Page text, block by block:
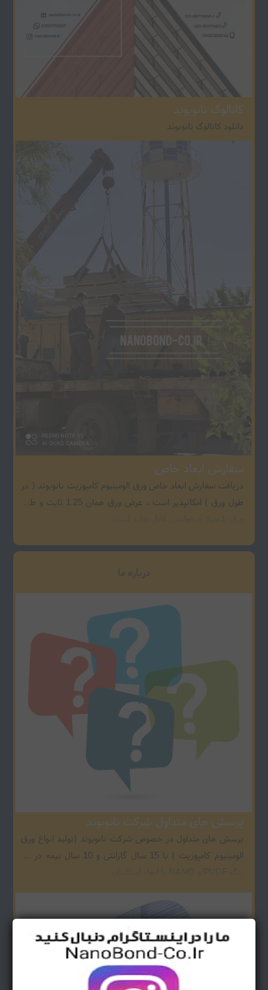
کاتالوگ نانوبوند
دانلود کاتالوگ نانوبوند
سفارش ابعاد خاص
دریافت سفارش ابعاد خاص ورق الومینیوم کامپوزیت نانوبوند ( در
طول ورق ) امکانپذیر است ، عرض ورق همان 1.25 ثابت و طول
درباره ما
پرسش های متداول شرکت نانوبوند
پرسش های متداول در خصوص شرکت نانوبوند (تولید انواع ورق
الومینیوم کامپوزیت ) با 15 سال گارانتی و 10 سال بیمه در 60